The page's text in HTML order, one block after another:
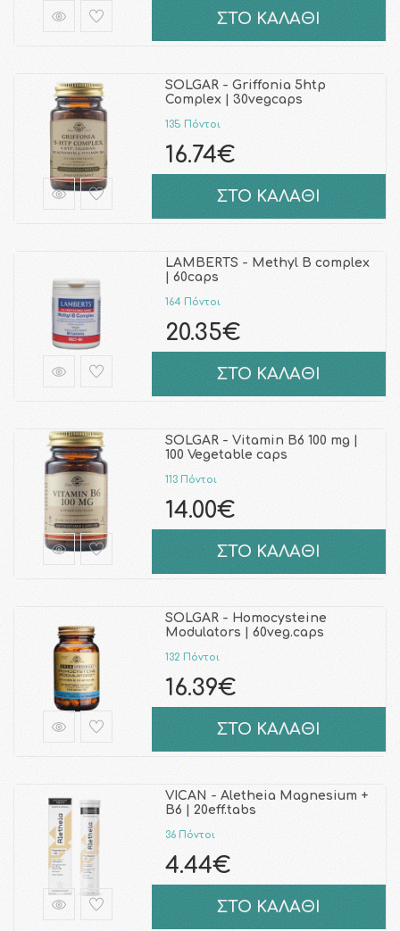
ΣΤΟ ΚΑΛΑΘΙ
SOLGAR - Griffonia 5htp
Complex | 30vegcaps
135 Πόντοι
16.74€
ΣΤΟ ΚΑΛΑΘΙ
LAMBERTS - Methyl B complex
| 60caps
164 Πόντοι
20.35€
ΣΤΟ ΚΑΛΑΘΙ
SOLGAR - Vitamin B6 100 mg |
100 Vegetable caps
113 Πόντοι
14.00€
ΣΤΟ ΚΑΛΑΘΙ
SOLGAR - Homocysteine
Modulators | 60veg.caps
132 Πόντοι
16.39€
ΣΤΟ ΚΑΛΑΘΙ
VICAN - Aletheia Magnesium +
B6 | 20eff.tabs
36 Πόντοι
4.44€
ΣΤΟ ΚΑΛΑΘΙ